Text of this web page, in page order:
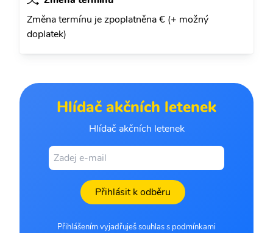
Změna termínu je zpoplatněna € (+ možný
doplatek)
Hlídač akčních letenek
Hlídač akčních letenek
Přihlásit k odběru
Přihlášením vyjadřuješ souhlas s podmínkami